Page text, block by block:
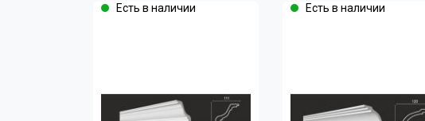
Есть в наличии Есть в наличии